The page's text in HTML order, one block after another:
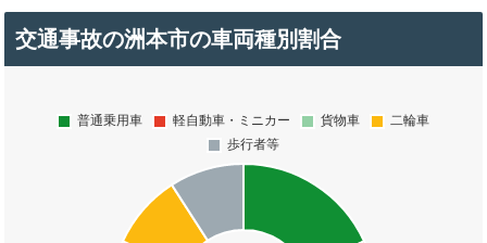
交通事故の洲本市の車両種別割合